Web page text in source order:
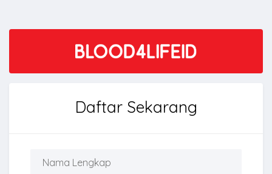
Daftar Sekarang